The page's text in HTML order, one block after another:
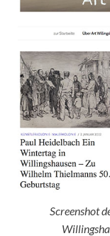
Screenshot